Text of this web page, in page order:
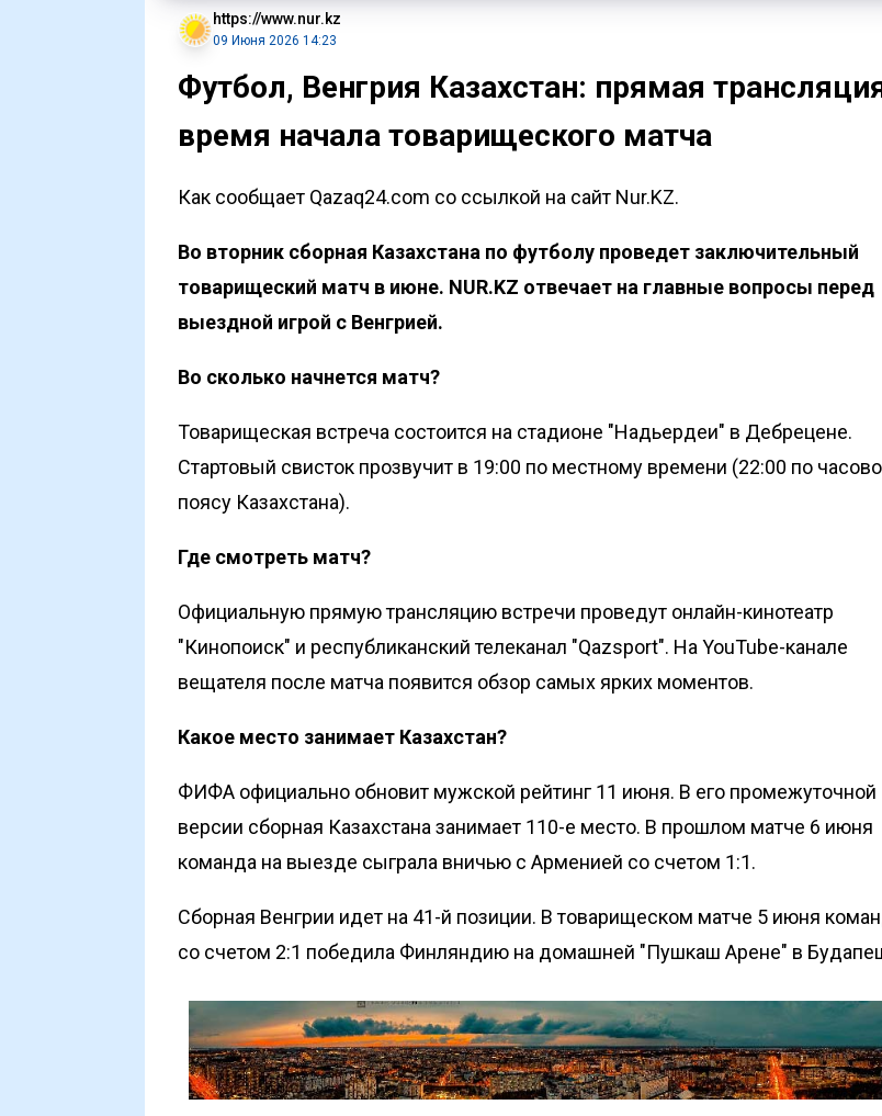
https://www.nur.kz
09 Июня 2026 14:23
Футбол, Венгрия Казахстан: прямая
время начала товарищеского матча
Как сообщает Qazaq24.com со ссылкой на сайт Nur.KZ.
Во вторник сборная Казахстана по футболу проведет заключительный
товарищеский матч в июне. NUR.KZ отвечает на главные вопросы перед
выездной игрой с Венгрией.
Во сколько начнется матч?
Товарищеская встреча состоится на стадионе "Надьердеи" в Дебрецене.
Стартовый свисток прозвучит в 19:00 по местному времени (22:00 по
поясу Казахстана).
Где смотреть матч?
Официальную прямую трансляцию встречи проведут онлайн-кинотеатр
"Кинопоиск" и республиканский телеканал "Qazsport". На YouTube-канале
вещателя после матча появится обзор самых ярких моментов.
Какое место занимает Казахстан?
ФИФА официально обновит мужской рейтинг 11 июня. В его промежуточной
версии сборная Казахстана занимает 110-е место. В прошлом матче 6 июня
команда на выезде сыграла вничью с Арменией со счетом 1:1.
Сборная Венгрии идет на 41-й позиции. В товарищеском матче 5 июня
со счетом 2:1 победила Финляндию на домашней "Пушкаш Арене" в